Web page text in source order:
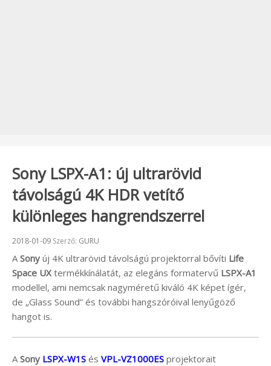
Sony LSPX-A1: új ultrarövid
távolságú 4K HDR vetítő
különleges hangrendszerrel
Beküldve:
2018-01-09 Szerző: GURU
A Sony új 4K ultrarövid távolságú projektorral bővíti Life
Space UX termékkínálatát, az elegáns formatervű LSPX-A1
modellel, ami nemcsak nagyméretű kiváló 4K képet ígér,
de „Glass Sound” és további hangszóróival lenyűgöző
hangot is.
A Sony LSPX-W1S és VPL-VZ1000ES projektorait